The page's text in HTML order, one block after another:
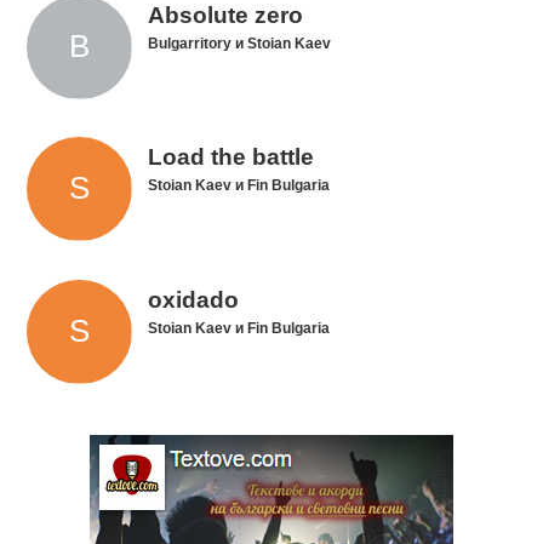
Absolute zero
Bulgarritory и Stoian Kaev
Load the battle
Stoian Kaev и Fin Bulgaria
oxidado
Stoian Kaev и Fin Bulgaria